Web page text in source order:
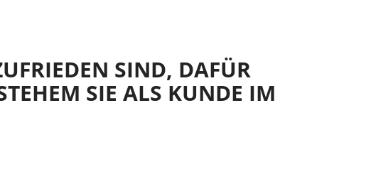
SIND, DAFÜR
SIE ALS KUNDE IM